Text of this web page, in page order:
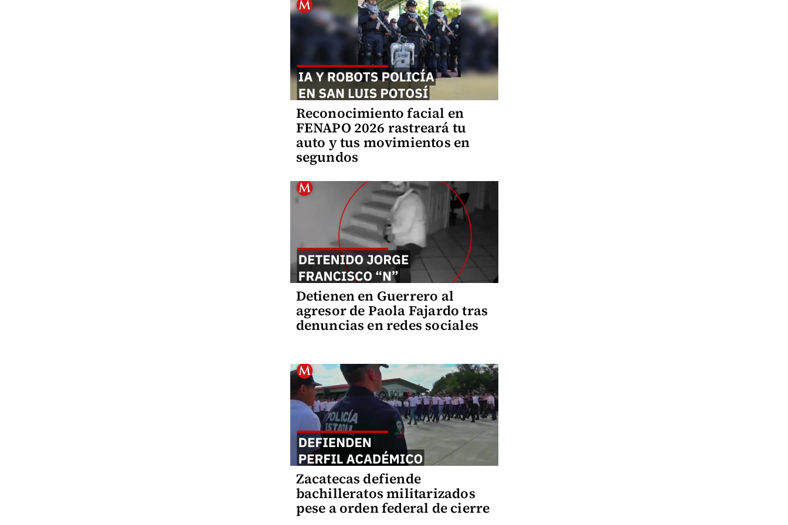
Reconocimiento facial en
FENAPO 2026 rastreará tu
auto y tus movimientos en
segundos
Detienen en Guerrero al
agresor de Paola Fajardo tras
denuncias en redes sociales
Zacatecas defiende
bachilleratos militarizados
pese a orden federal de cierre